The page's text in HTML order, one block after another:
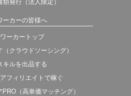
類発行（法人限定）
ーカーの皆様へ
ワーカートップ
（クラウドソーシング）
キルを出品する
フィリエイトで稼ぐ
（高単価マッチング）